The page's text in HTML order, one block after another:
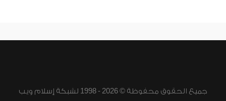
جميع الحقوق محفوظة © 2026 - 1998 لشبكة إسلام ويب